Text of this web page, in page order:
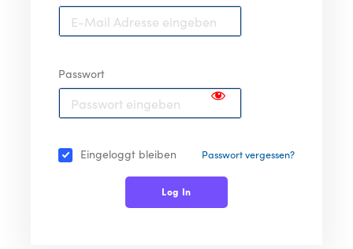
Passwort
Eingeloggt bleiben Passwort vergessen?